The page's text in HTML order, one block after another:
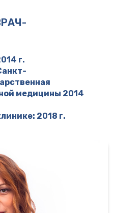
г.
медицины 2014
2018 г.